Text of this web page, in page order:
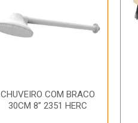
CHUVEIRO COM BRACO
30CM 8” 2351 HERC